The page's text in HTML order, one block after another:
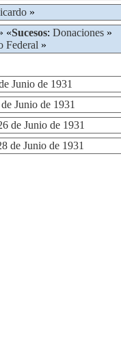
»
«Sucesos: Donaciones »
Federal »
Junio de 1931
Junio de 1931
de Junio de 1931
de Junio de 1931